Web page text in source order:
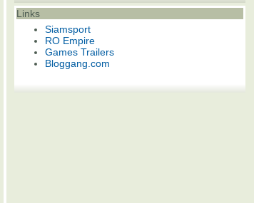
Links
Siamsport
RO Empire
Games Trailers
Bloggang.com